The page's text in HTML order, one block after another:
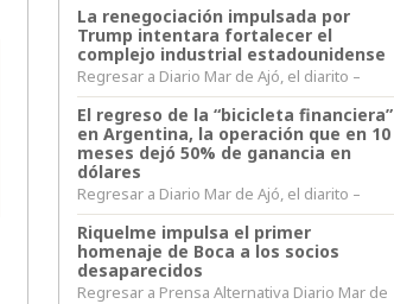
La renegociación impulsada por
Trump intentara fortalecer el
complejo industrial estadounidense
Regresar a Diario Mar de Ajó, el diarito –
El regreso de la “bicicleta financiera”
en Argentina, la operación que en 10
meses dejó 50% de ganancia en
dólares
Regresar a Diario Mar de Ajó, el diarito –
Riquelme impulsa el primer
homenaje de Boca a los socios
desaparecidos
Regresar a Prensa Alternativa Diario Mar de